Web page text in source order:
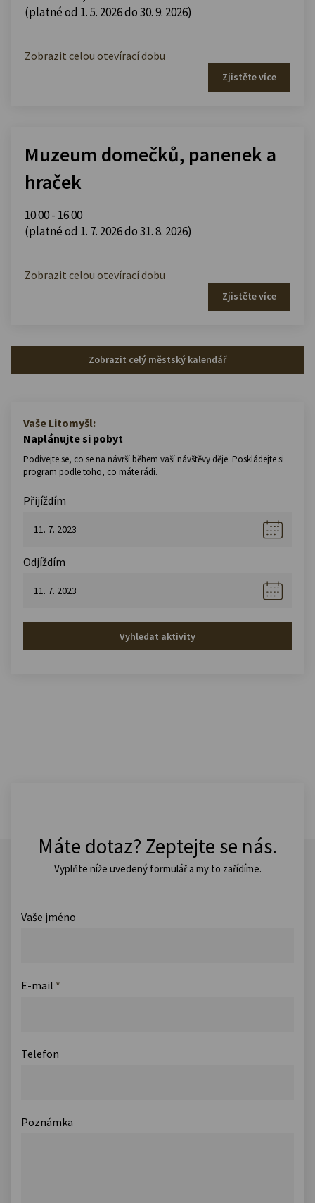
(platné od 1. 5. 2026 do 30. 9. 2026)
Zobrazit celou otevírací dobu
Zjistěte více
Muzeum domečků, panenek a
hraček
10.00 - 16.00
(platné od 1. 7. 2026 do 31. 8. 2026)
Zobrazit celou otevírací dobu
Zjistěte více
Zobrazit celý městský kalendář
Vaše Litomyšl:
Naplánujte si pobyt
Podívejte se, co se na návrší během vaší návštěvy děje. Poskládejte si
program podle toho, co máte rádi.
Přijíždím
Odjíždím
Vyhledat aktivity
Máte dotaz? Zeptejte se nás.
Vyplňte níže uvedený formulář a my to zařídíme.
Vaše jméno
E-mail *
Telefon
Poznámka